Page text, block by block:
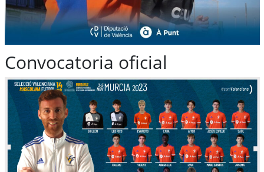
Convocatoria oficial